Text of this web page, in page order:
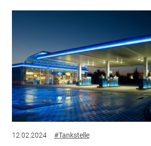
12.02.2024 #Tankstelle